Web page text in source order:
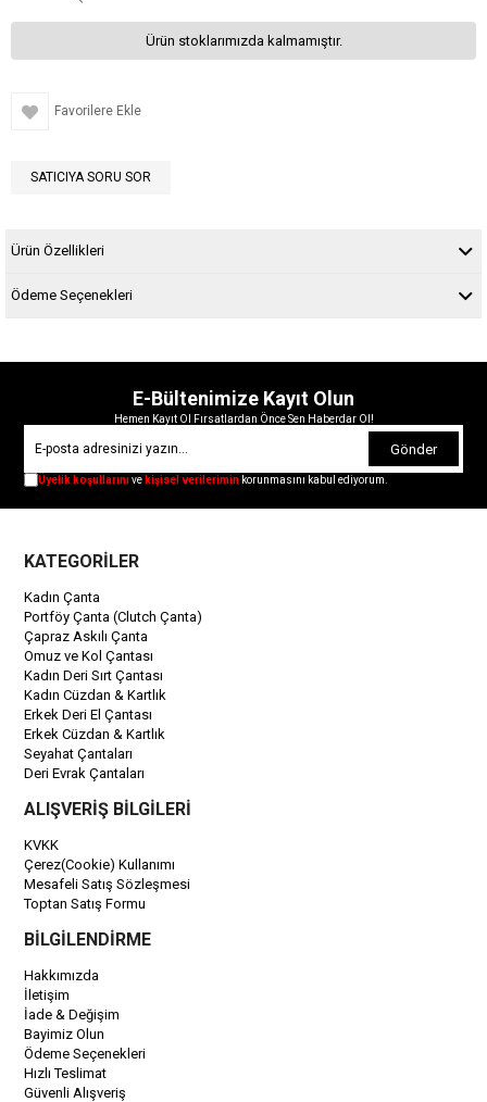
Ürün stoklarımızda kalmamıştır.
Favorilere Ekle
SATICIYA SORU SOR
Ürün Özellikleri
Ödeme Seçenekleri
E-Bültenimize Kayıt Olun
Hemen Kayıt Ol Fırsatlardan Önce Sen Haberdar Ol!
Gönder
Üyelik koşullarınıve kişisel verilerimin korunmasını kabul ediyorum.
KATEGORİLER
Kadın Çanta
Portföy Çanta (Clutch Çanta)
Çapraz Askılı Çanta
Omuz ve Kol Çantası
Kadın Deri Sırt Çantası
Kadın Cüzdan & Kartlık
Erkek Deri El Çantası
Erkek Cüzdan & Kartlık
Seyahat Çantaları
Deri Evrak Çantaları
ALIŞVERİŞ BİLGİLERİ
KVKK
Çerez(Cookie) Kullanımı
Mesafeli Satış Sözleşmesi
Toptan Satış Formu
BİLGİLENDİRME
Hakkımızda
İletişim
İade & Değişim
Bayimiz Olun
Ödeme Seçenekleri
Hızlı Teslimat
Güvenli Alışveriş